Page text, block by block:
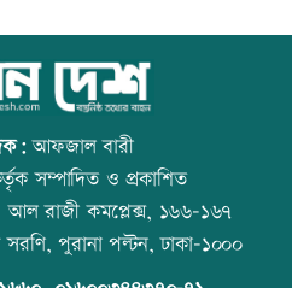
সাবেক আমীর কারাগারে, ৩৯১
টাকা আত্মসাৎ
গণঅভ্যুত্থানের সব অপরাধীদের বিচার
তথ্যপ্রতিমন্ত্রী
বন্ধু দিবস
ঘিরে ভাইরাল ভিডিওতে ছবি
অপপ্রচার: এলিন
আফজাল বারী
সম্পাদিত ও প্রকাশিত
রাজী কমপ্লেক্স, ১৬৬-১৬৭
পুরানা পল্টন, ঢাকা-১০০০